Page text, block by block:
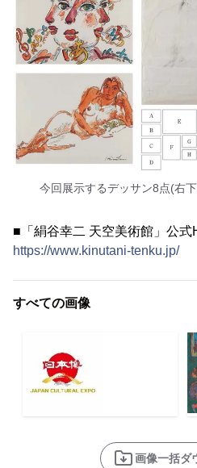
今回展示するデッサン8点(右
■「絹谷幸二 天空美術館」公式
https://www.kinutani-tenku.jp/
すべての画像
画像一括ダ